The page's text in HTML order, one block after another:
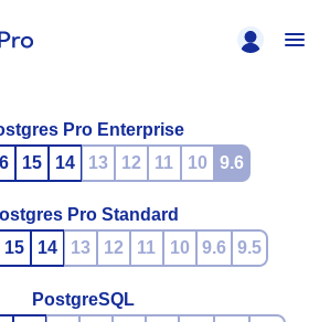
Pro Enterprise
15 14 13 12 11 10 9.6
Pro Standard
15 14 13 12 11 10 9.6 9.5
PostgreSQL